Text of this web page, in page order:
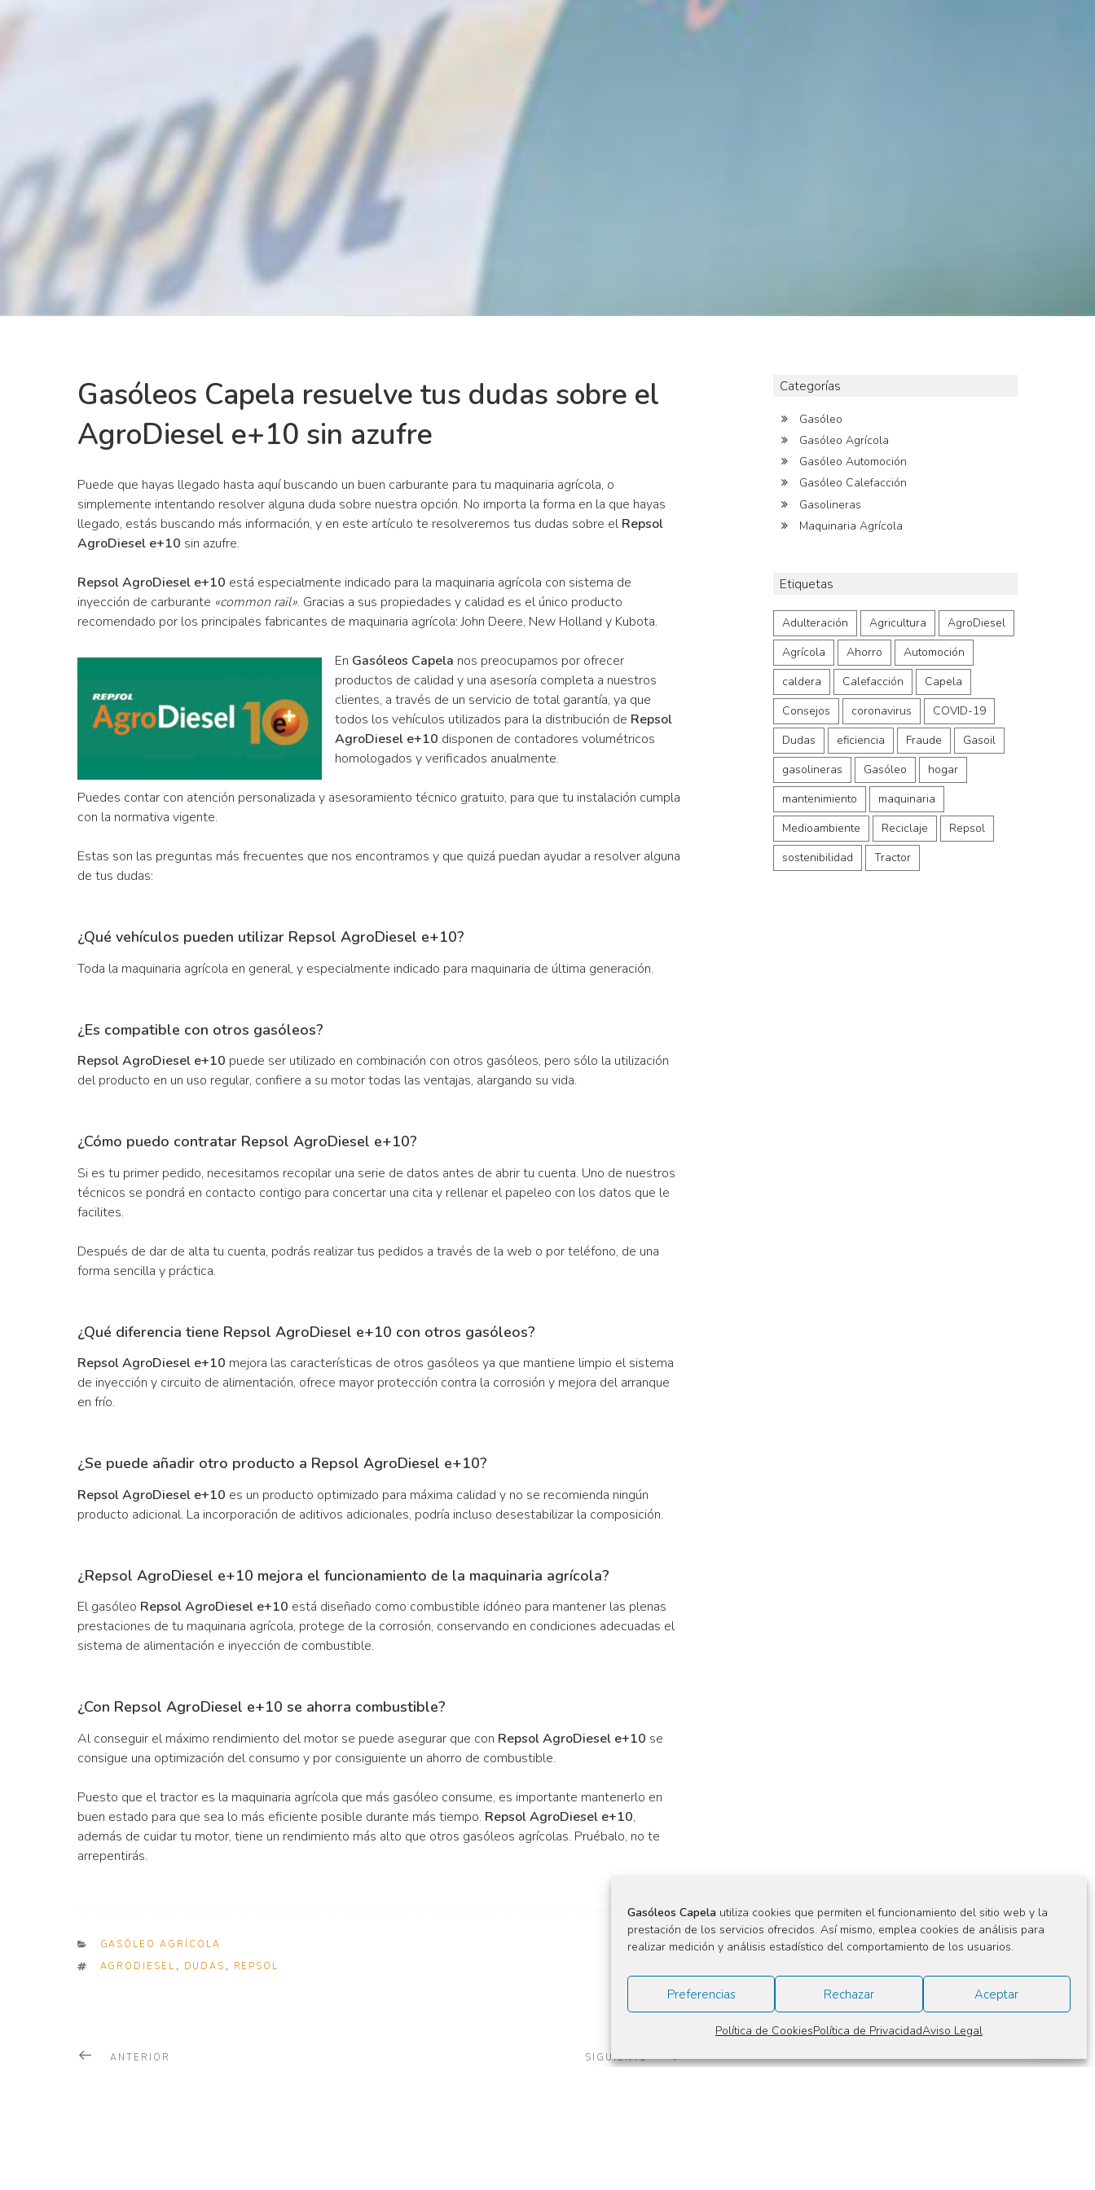
Gasóleos Capela utiliza cookies que permiten el funcionamiento del sitio web y la
prestación de los servicios ofrecidos. Así mismo, emplea cookies de análisis para
realizar medición y análisis estadístico del comportamiento de los usuarios.
Aceptar
Rechazar
Preferencias
Política de CookiesPolítica de PrivacidadAviso Legal
Gasóleos Capela resuelve tus dudas sobre el
AgroDiesel e+10 sin azufre
Puede que hayas llegado hasta aquí buscando un buen carburante para tu maquinaria agrícola, o
simplemente intentando resolver alguna duda sobre nuestra opción. No importa la forma en la que hayas
llegado, estás buscando más información, y en este artículo te resolveremos tus dudas sobre el Repsol
AgroDiesel e+10 sin azufre.
Repsol AgroDiesel e+10 está especialmente indicado para la maquinaria agrícola con sistema de
inyección de carburante «common rail». Gracias a sus propiedades y calidad es el único producto
recomendado por los principales fabricantes de maquinaria agrícola: John Deere, New Holland y Kubota.
En Gasóleos Capela nos preocupamos por ofrecer
productos de calidad y una asesoría completa a nuestros
clientes, a través de un servicio de total garantía, ya que
todos los vehículos utilizados para la distribución de Repsol
AgroDiesel e+10 disponen de contadores volumétricos
homologados y verificados anualmente.
Puedes contar con atención personalizada y asesoramiento técnico gratuito, para que tu instalación cumpla
con la normativa vigente.
Estas son las preguntas más frecuentes que nos encontramos y que quizá puedan ayudar a resolver alguna
de tus dudas:
¿Qué vehículos pueden utilizar Repsol AgroDiesel e+10?
Toda la maquinaria agrícola en general, y especialmente indicado para maquinaria de última generación.
¿Es compatible con otros gasóleos?
Repsol AgroDiesel e+10 puede ser utilizado en combinación con otros gasóleos, pero sólo la utilización
del producto en un uso regular, confiere a su motor todas las ventajas, alargando su vida.
¿Cómo puedo contratar Repsol AgroDiesel e+10?
Si es tu primer pedido, necesitamos recopilar una serie de datos antes de abrir tu cuenta. Uno de nuestros
técnicos se pondrá en contacto contigo para concertar una cita y rellenar el papeleo con los datos que le
facilites.
Después de dar de alta tu cuenta, podrás realizar tus pedidos a través de la web o por teléfono, de una
forma sencilla y práctica.
¿Qué diferencia tiene Repsol AgroDiesel e+10 con otros gasóleos?
Repsol AgroDiesel e+10 mejora las características de otros gasóleos ya que mantiene limpio el sistema
de inyección y circuito de alimentación, ofrece mayor protección contra la corrosión y mejora del arranque
en frío.
¿Se puede añadir otro producto a Repsol AgroDiesel e+10?
Repsol AgroDiesel e+10 es un producto optimizado para máxima calidad y no se recomienda ningún
producto adicional. La incorporación de aditivos adicionales, podría incluso desestabilizar la composición.
¿Repsol AgroDiesel e+10 mejora el funcionamiento de la maquinaria agrícola?
El gasóleo Repsol AgroDiesel e+10 está diseñado como combustible idóneo para mantener las plenas
prestaciones de tu maquinaria agrícola, protege de la corrosión, conservando en condiciones adecuadas el
sistema de alimentación e inyección de combustible.
¿Con Repsol AgroDiesel e+10 se ahorra combustible?
Al conseguir el máximo rendimiento del motor se puede asegurar que con Repsol AgroDiesel e+10 se
consigue una optimización del consumo y por consiguiente un ahorro de combustible.
Puesto que el tractor es la maquinaria agrícola que más gasóleo consume, es importante mantenerlo en
buen estado para que sea lo más eficiente posible durante más tiempo. Repsol AgroDiesel e+10,
además de cuidar tu motor, tiene un rendimiento más alto que otros gasóleos agrícolas. Pruébalo, no te
arrepentirás.
CATEGORIES
GASÓLEO AGRÍCOLA
TAGS
AGRODIESEL , DUDAS , REPSOL
Navegación
NoticiaANTERIOR
Siguiente
SIGUIENTE
Categorías
Gasóleo
Gasóleo Agrícola
Gasóleo Automoción
Gasóleo Calefacción
Gasolineras
Maquinaria Agrícola
Etiquetas
Adulteración Agricultura
AgroDiesel
Agrícola
Ahorro
Automoción
caldera
Calefacción
Capela
Consejos
coronavirus
COVID-19
Dudas
eficiencia Fraude
Gasoil
gasolineras
Gasóleo
hogar
mantenimiento
maquinaria
Medioambiente
Reciclaje
Repsol
sostenibilidad
Tractor